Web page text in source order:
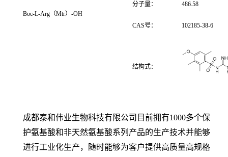
Boc-L-Arg（Mtr）-OH
分子量： 486.58
CAS号： 102185-38-6
结构式：
成都泰和伟业生物科技有限公司目前拥有1000多个保
护氨基酸和非天然氨基酸系列产品的生产技术并能够
进行工业化生产，随时能够为客户提供高质量高规格